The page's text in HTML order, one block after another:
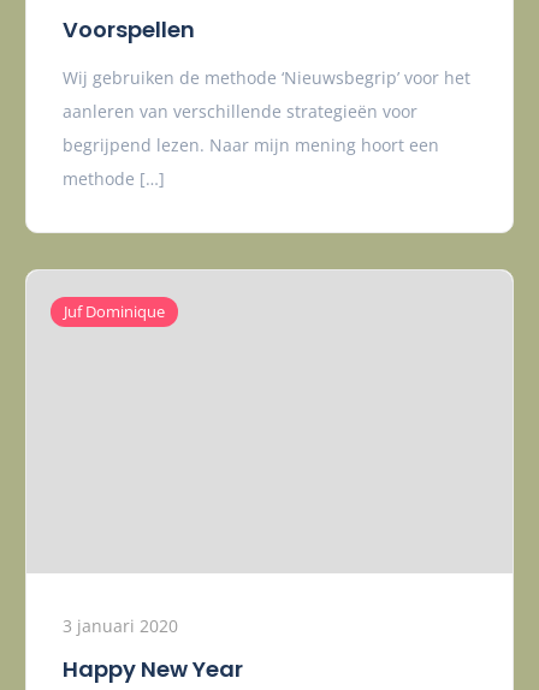
Voorspellen
Wij gebruiken de methode ‘Nieuwsbegrip’ voor het
aanleren van verschillende strategieën voor
begrijpend lezen. Naar mijn mening hoort een
methode […]
Juf Dominique
3 januari 2020
Happy New Year